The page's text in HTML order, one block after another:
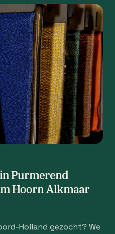
Purmerend
Hoorn Alkmaar
Holland gezocht? We